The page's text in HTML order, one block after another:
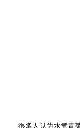
很多人认为水煮青菜